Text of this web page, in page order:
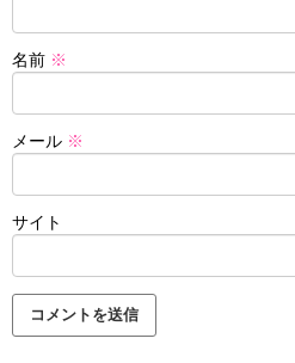
名前 ※
メール ※
サイト